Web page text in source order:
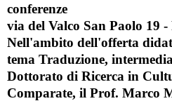
conferenze
via del Valco San Paolo 19
Nell'ambito dell'offerta
tema Traduzione,
Dottorato di Ricerca in
Comparate, il Prof. Marco